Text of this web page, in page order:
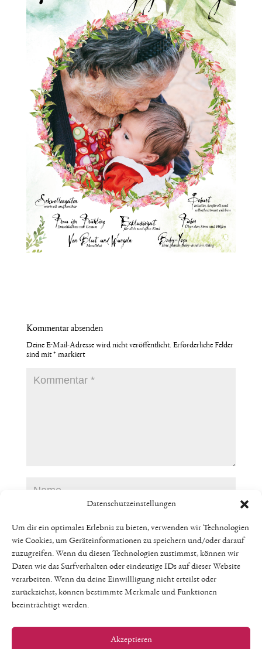
Datenschutzeinstellungen
Um dir ein optimales Erlebnis zu bieten, verwenden wir Technologien
wie Cookies, um Geräteinformationen zu speichern und/oder darauf
zuzugreifen. Wenn du diesen Technologien zustimmst, können wir
Daten wie das Surfverhalten oder eindeutige IDs auf dieser Website
verarbeiten. Wenn du deine Einwillligung nicht erteilst oder
zurückziehst, können bestimmte Merkmale und Funktionen
beeinträchtigt werden.
Akzeptieren
Kommentar absenden
Deine E-Mail-Adresse wird nicht veröffentlicht. Erforderliche Felder
sind mit* markiert